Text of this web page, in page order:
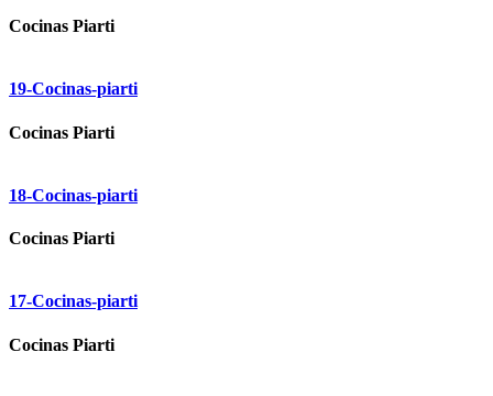
Cocinas Piarti
19-Cocinas-piarti
Cocinas Piarti
18-Cocinas-piarti
Cocinas Piarti
17-Cocinas-piarti
Cocinas Piarti